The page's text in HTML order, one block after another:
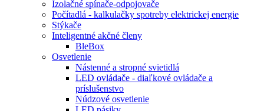
Izolačné spínače-odpojovače
Počítadlá - kalkulačky spotreby elektrickej energie
Stýkače
Inteligentné akčné členy
BleBox
Osvetlenie
Nástenné a stropné svietidlá
LED ovládače - diaľkové ovládače a
príslušenstvo
Núdzové osvetlenie